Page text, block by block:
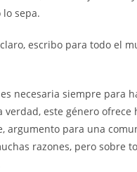
sepa.
escribo para todo el
necesaria siempre para
verdad, este género
argumento para una
razones, pero sobre